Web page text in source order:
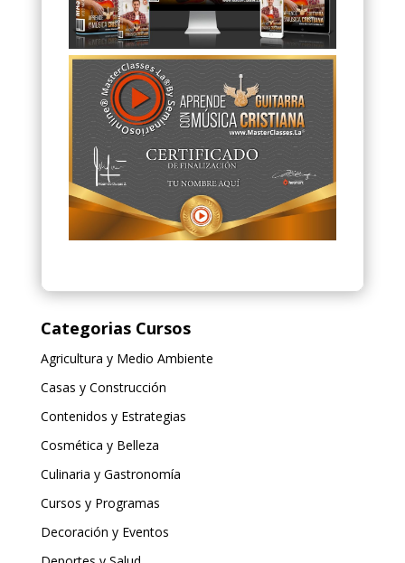
Categorias Cursos
Agricultura y Medio Ambiente
Casas y Construcción
Contenidos y Estrategias
Cosmética y Belleza
Culinaria y Gastronomía
Cursos y Programas
Decoración y Eventos